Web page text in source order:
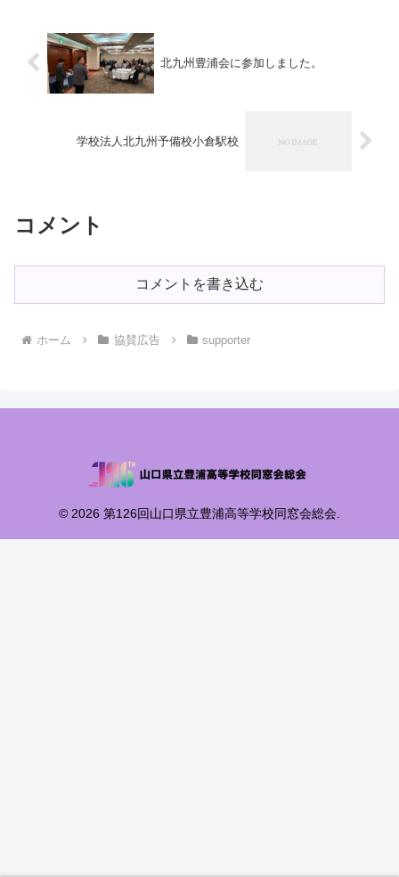
北九州豊浦会に参加しました。
学校法人北九州予備校小倉駅校
コメント
コメントを書き込む
ホーム 協賛広告 supporter
© 2026 第126回山口県立豊浦高等学校同窓会総会.